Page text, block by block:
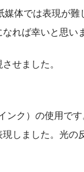
体では表現が
れば幸いと思い
せました。
ク）の使用で
しました。光